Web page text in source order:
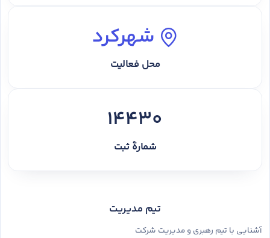
شهرکرد
محل فعالیت
14430
شمارهٔ ثبت
تیم مدیریت
آشنایی با تیم رهبری و مدیریت شرکت